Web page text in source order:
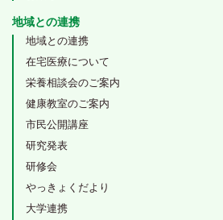
地域との連携
地域との連携
在宅医療について
栄養相談会のご案内
健康教室のご案内
市民公開講座
研究発表
研修会
やっきょくだより
大学連携